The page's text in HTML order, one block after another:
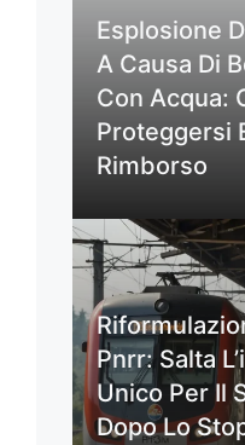
Esplosione
A Causa Di
Con Acqua:
Proteggersi
Rimborso
Pnrr: Salta
Unico Per Il
Dopo Lo